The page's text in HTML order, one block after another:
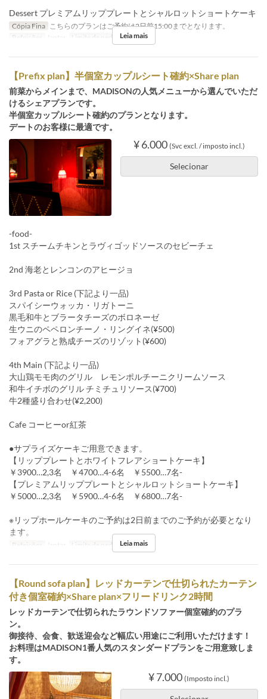
Dessert プレミアムリッププレートとシャルロットショートケーキ
Cópia Fina こちらのプランはご予約は2日前15:00までとなります。
Refeições
Jantar Limite de pedido 2 ~ 8
Leia mais
【Prefix plan】半個室カップルシート確約×Share plan
前菜からメインまで、MADISONの人気メニューから選んでいただ
けるシェアプランです。
半個室カップルシート確約のプランとなります。
デートのお客様に最適です。
¥ 6.000 (Svc excl. / imposto incl.)
Selecionar
-food-
1st スチームチキンとラヴィゴッドソースのセビーチェ
2nd 海老とレンコンのアヒージョ
3rd Pasta or Rice (下記より一品)
スパイシーウォッカ・リガトーニ
黒毛和牛とブラータチーズのボロネーゼ
生ウニのペペロンチーノ・リングイネ(¥500)
フォアグラと熟成チーズのリゾット(¥600)
4th Main (下記より一品)
大山鶏モモ肉のグリル レモンポルチーニクリームソース
和牛イチボのグリル チミチュリソース(¥700)
牛2種盛り合わせ(¥2,200)
Cafe コーヒーor紅茶
●サプライズケーキご用意できます。
【リッププレートとホワイトフレアショートケーキ】
￥3900…2,3名 ￥4700…4-6名 ￥5500…7名-
【プレミアムリッププレートとシャルロットショートケーキ】
￥5000…2,3名 ￥5900…4-6名 ￥6800…7名-
※リップホールケーキのご予約は2日前までのご予約が必要となり
ます。
Refeições Jantar Limite de pedido 2 ~ 2
Leia mais
【Round sofa plan】レッドカーテンで仕切られたカーテン
付き個室確約×Share plan×フリードリンク2時間
レッドカーテンで仕切られたラウンドソファー個室確約のプラ
ン。
御接待、会食、歓送迎会など幅広い用途にご利用いただけます！
お料理はMADISON1番人気のスタンダードプランをご用意致しま
す。
¥ 7.000 (Imposto incl.)